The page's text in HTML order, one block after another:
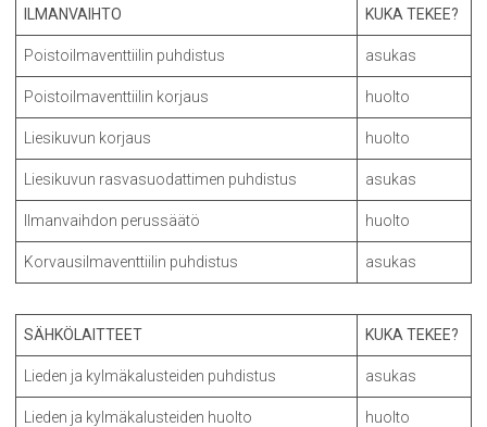
ILMANVAIHTO KUKA TEKEE?
Poistoilmaventtiilin puhdistus asukas
Poistoilmaventtiilin korjaus huolto
Liesikuvun korjaus huolto
Liesikuvun rasvasuodattimen puhdistus asukas
Ilmanvaihdon perussäätö huolto
Korvausilmaventtiilin puhdistus asukas
SÄHKÖLAITTEET KUKA TEKEE?
Lieden ja kylmäkalusteiden puhdistus asukas
Lieden ja kylmäkalusteiden huolto huolto